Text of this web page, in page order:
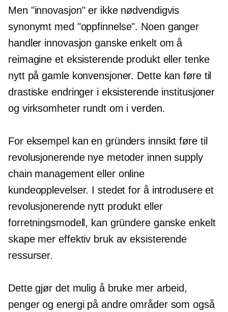
Men "innovasjon" er ikke nødvendigvis
synonymt med "oppfinnelse". Noen ganger
handler innovasjon ganske enkelt om å
reimagine et eksisterende produkt eller tenke
nytt på gamle konvensjoner. Dette kan føre til
drastiske endringer i eksisterende institusjoner
og virksomheter rundt om i verden.
For eksempel kan en gründers innsikt føre til
revolusjonerende nye metoder innen supply
chain management eller online
kundeopplevelser. I stedet for å introdusere et
revolusjonerende nytt produkt eller
forretningsmodell, kan gründere ganske enkelt
skape mer effektiv bruk av eksisterende
ressurser.
Dette gjør det mulig å bruke mer arbeid,
penger og energi på andre områder som også